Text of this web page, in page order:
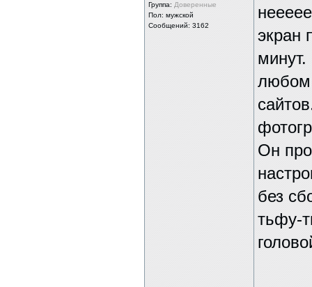
Группа: Доверенные
Пол: мужской
Сообщений: 3162
экран
любом
Он
без
тьфу-